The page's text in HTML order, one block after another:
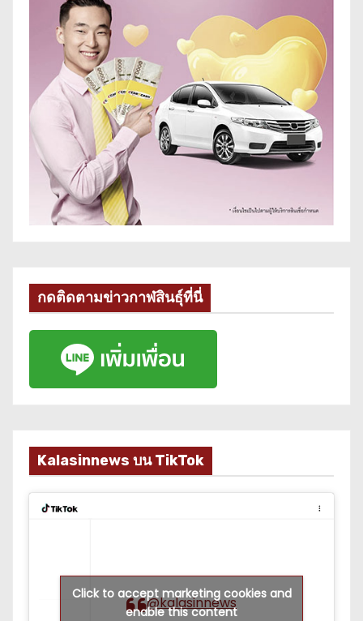
กดติดตามข่าวกาฬสินธุ์ที่นี่
Kalasinnews บน TikTok
@kalasinnews
Click to accept marketing cookies and
enable this content